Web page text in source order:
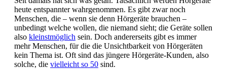
heute entspannter wahrgenommen. Es gibt zwar noch
Menschen, die – wenn sie denn Hörgeräte brauchen –
unbedingt welche wollen, die niemand sieht; die Geräte sollen
also kleinstmöglich sein. Doch andererseits gibt es immer
mehr Menschen, für die die Unsichtbarkeit von Hörgeräten
kein Thema ist. Oft sind das jüngere Hörgeräte-Kunden, also
solche, die vielleicht so 50 sind.